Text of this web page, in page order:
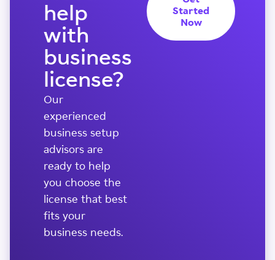
help
with
business
license?
Our
experienced
business setup
advisors are
ready to help
you choose the
license that best
fits your
business needs.
Started
Now